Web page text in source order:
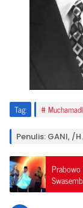
Tag:
Penulis: GANI, /